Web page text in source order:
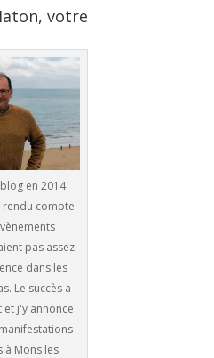
votre
en 2014
compte
pas assez
dans les
Le succès a
j'y annonce
à Mons les